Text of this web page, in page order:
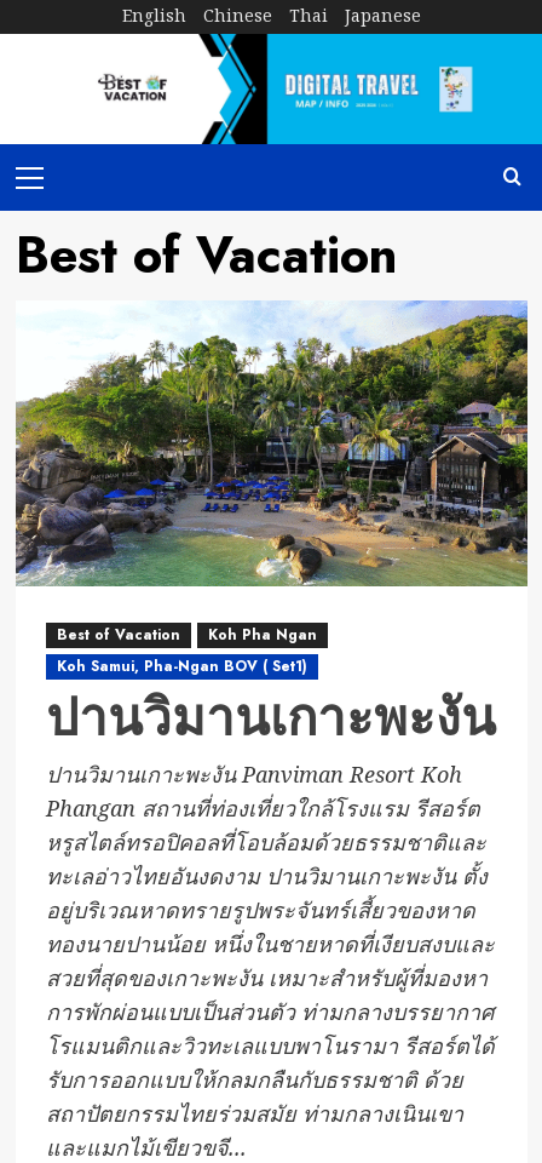
English Chinese Thai Japanese
Menu
Best of Vacation
Best of Vacation
Koh Pha Ngan
Koh Samui, Pha-Ngan BOV ( Set1)
ปานวิมานเกาะพะงัน
ปานวิมานเกาะพะงัน Panviman Resort Koh
Phangan สถานที่ท่องเที่ยวใกล้โรงแรม รีสอร์ต
หรูสไตล์ทรอปิคอลที่โอบล้อมด้วยธรรมชาติและ
ทะเลอ่าวไทยอันงดงาม ปานวิมานเกาะพะงัน ตั้ง
อยู่บริเวณหาดทรายรูปพระจันทร์เสี้ยวของหาด
ทองนายปานน้อย หนึ่งในชายหาดที่เงียบสงบและ
สวยที่สุดของเกาะพะงัน เหมาะสำหรับผู้ที่มองหา
การพักผ่อนแบบเป็นส่วนตัว ท่ามกลางบรรยากาศ
โรแมนติกและวิวทะเลแบบพาโนรามา รีสอร์ตได้
รับการออกแบบให้กลมกลืนกับธรรมชาติ ด้วย
สถาปัตยกรรมไทยร่วมสมัย ท่ามกลางเนินเขา
และแมกไม้เขียวขจี...